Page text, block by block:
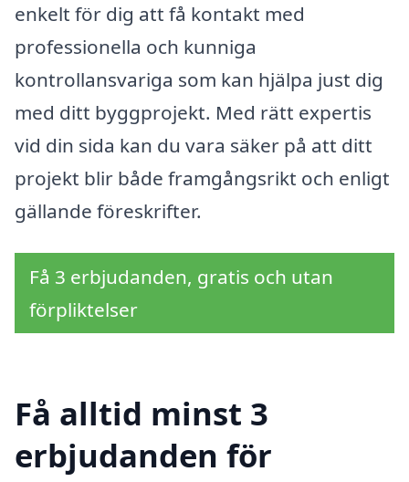
enkelt för dig att få kontakt med
professionella och kunniga
kontrollansvariga som kan hjälpa just dig
med ditt byggprojekt. Med rätt expertis
vid din sida kan du vara säker på att ditt
projekt blir både framgångsrikt och enligt
gällande föreskrifter.
Få 3 erbjudanden, gratis och utan
förpliktelser
Få alltid minst 3
erbjudanden för